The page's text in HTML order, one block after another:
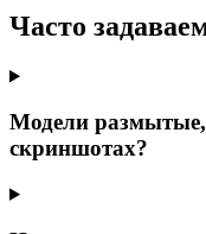
Часто
Модели размытые,
скриншотах?